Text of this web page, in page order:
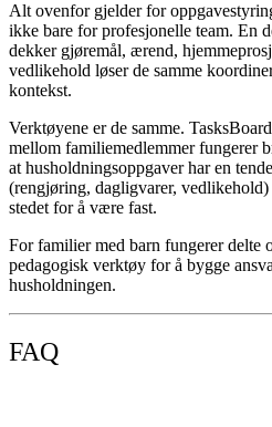
Alt ovenfor gjelder for
ikke bare for profesjonelle team. En
dekker gjøremål, ærend,
vedlikehold løser de samme
kontekst.
Verktøyene er de samme.
mellom familiemedlemmer fungerer
at husholdningsoppgaver har en
(rengjøring, dagligvarer, vedlikehold)
stedet for å være fast.
For familier med barn fungerer delte
pedagogisk verktøy for å bygge
husholdningen.
FAQ